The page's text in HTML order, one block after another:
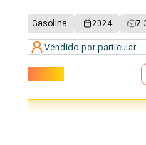
Gasolina 2024
Vendido por particular